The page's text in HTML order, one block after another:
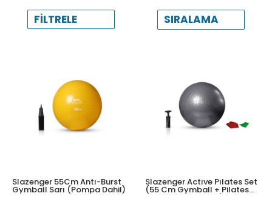
FILTRELE SIRALAMA
Slazenger 55Cm Antı-Burst
Gymball Sarı (Pompa Dahil)
Slazenger Actıve Pılates Set
(55 Cm Gymball + Pilates